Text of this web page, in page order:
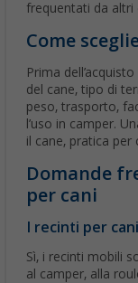
frequentati da altri
Come
Prima
del cane, tipo di
peso, trasporto,
l’uso in camper.
il cane, pratica
Domande
per cani
I recinti per
Sì, i recinti mobili
al camper, alla